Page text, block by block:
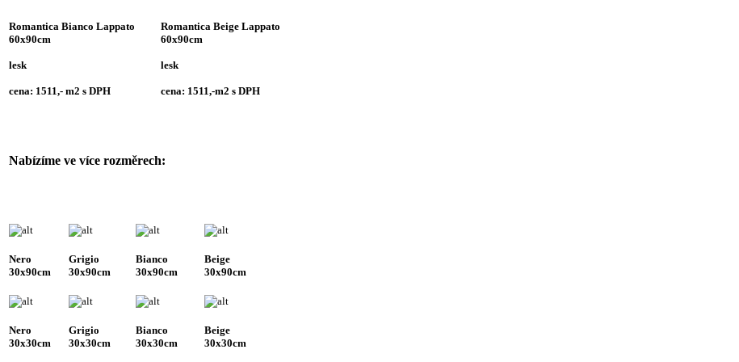
Romantica Bianco Lappato
60x90cm
lesk
cena: 1511,- m2 s DPH
Romantica Beige Lappato
60x90cm
lesk
cena: 1511,-m2 s DPH
Nabízíme ve více rozměrech:
Nero
30x90cm
Grigio
30x90cm
Bianco
30x90cm
Beige
30x90cm
Nero
30x30cm
Grigio
30x30cm
Bianco
30x30cm
Beige
30x30cm